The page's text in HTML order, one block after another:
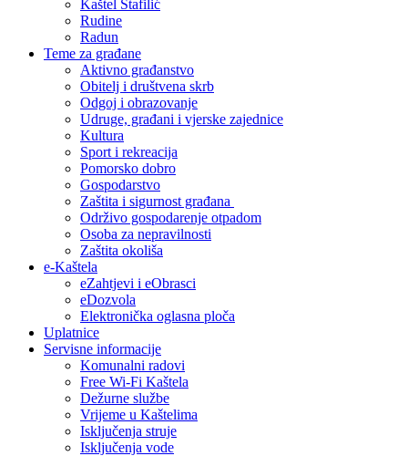
Kaštel Štafilić
Rudine
Radun
Teme za građane
Aktivno građanstvo
Obitelj i društvena skrb
Odgoj i obrazovanje
Udruge, građani i vjerske zajednice
Kultura
Sport i rekreacija
Pomorsko dobro
Gospodarstvo
Zaštita i sigurnost građana
Održivo gospodarenje otpadom
Osoba za nepravilnosti
Zaštita okoliša
e-Kaštela
eZahtjevi i eObrasci
eDozvola
Elektronička oglasna ploča
Uplatnice
Servisne informacije
Komunalni radovi
Free Wi-Fi Kaštela
Dežurne službe
Vrijeme u Kaštelima
Isključenja struje
Isključenja vode